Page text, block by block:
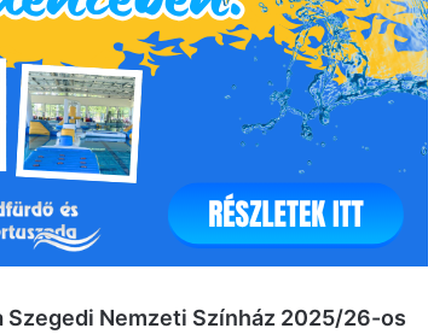
Nemzeti Színház 2025/26-os